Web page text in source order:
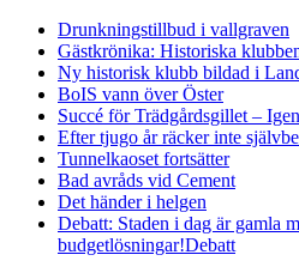
Drunkningstillbud i vallgraven
Gästkrönika: Historiska
Ny historisk klubb bildad i
BoIS vann över Öster
Succé för Trädgårdsgillet – Igen
Efter tjugo år räcker inte
Tunnelkaoset fortsätter
Bad avråds vid Cement
Det händer i helgen
Debatt: Staden i dag är gamla
budgetlösningar!Debatt